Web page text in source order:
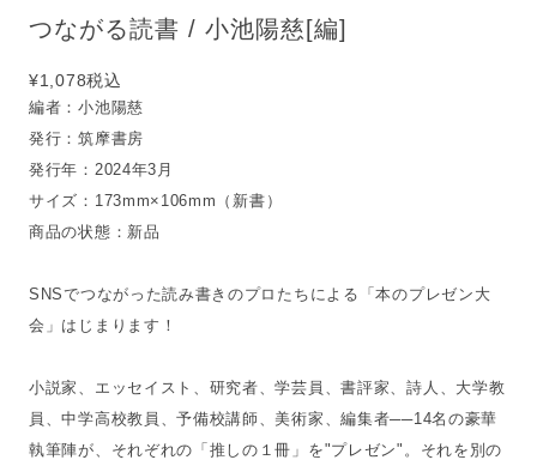
つながる読書 / 小池陽慈[編]
¥1,078税込
編者：小池陽慈
発行：筑摩書房
発行年：2024年3月
サイズ：173mm×106mm（新書）
商品の状態：新品
SNSでつながった読み書きのプロたちによる「本のプレゼン大
会」はじまります！
小説家、エッセイスト、研究者、学芸員、書評家、詩人、大学教
員、中学高校教員、予備校講師、美術家、編集者──14名の豪華
執筆陣が、それぞれの「推しの１冊」を"プレゼン"。それを別の